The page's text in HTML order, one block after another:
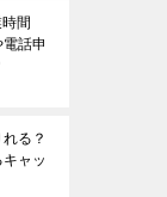
間
話申
る？
ャッ